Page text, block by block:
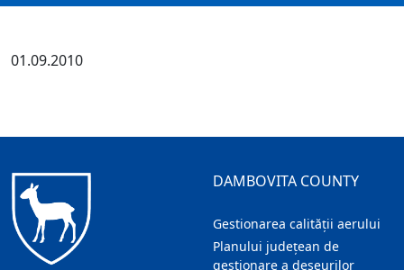
01.09.2010
DAMBOVITA COUNTY
Gestionarea calității aerului
Planului județean de
gestionare a deșeurilor